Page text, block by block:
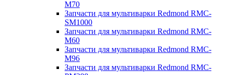
M70
Запчасти для мультиварки Redmond RMC-
SM1000
Запчасти для мультиварки Redmond RMC-
M60
Запчасти для мультиварки Redmond RMC-
M96
Запчасти для мультиварки Redmond RMC-